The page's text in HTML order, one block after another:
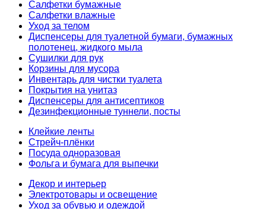
Салфетки бумажные
Салфетки влажные
Уход за телом
Диспенсеры для туалетной бумаги, бумажных
полотенец, жидкого мыла
Сушилки для рук
Корзины для мусора
Инвентарь для чистки туалета
Покрытия на унитаз
Диспенсеры для антисептиков
Дезинфекционные туннели, посты
Клейкие ленты
Стрейч-плёнки
Посуда одноразовая
Фольга и бумага для выпечки
Декор и интерьер
Электротовары и освещение
Уход за обувью и одеждой